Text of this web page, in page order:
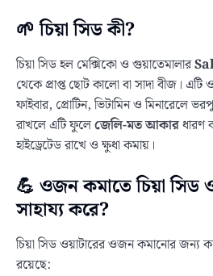
🌱 চিয়া সিড কী?
চিয়া সিড হল মেক্সিকো ও গুয়াতেমালার
থেকে প্রাপ্ত ছোট কালো বা সাদা বীজ। এটি
ফাইবার, প্রোটিন, ভিটামিন ও মিনারেলে
রাখলে এটি ফুলেজেলি-মত আকারধারণ
হাইড্রেটেড রাখে ও ক্ষুধা কমায়।
💪 ওজন কমাতে চিয়া সিড
সাহায্য করে?
চিয়া সিড ওয়াটারের ওজন কমানোর জন্য
রয়েছে: